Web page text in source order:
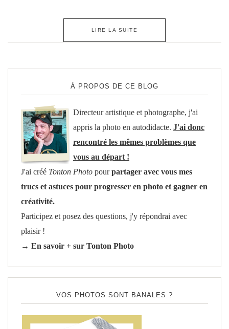
LIRE LA SUITE
À PROPOS DE CE BLOG
Directeur artistique et photographe, j'ai
appris la photo en autodidacte. J'ai donc
rencontré les mêmes problèmes que
vous au départ !
J'ai créé Tonton Photo pourpartager avec vous mes
trucs et astuces pour progresser en photo et gagner en
créativité.
Participez et posez des questions, j'y répondrai avec
plaisir !
→ En savoir + sur Tonton Photo
VOS PHOTOS SONT BANALES ?